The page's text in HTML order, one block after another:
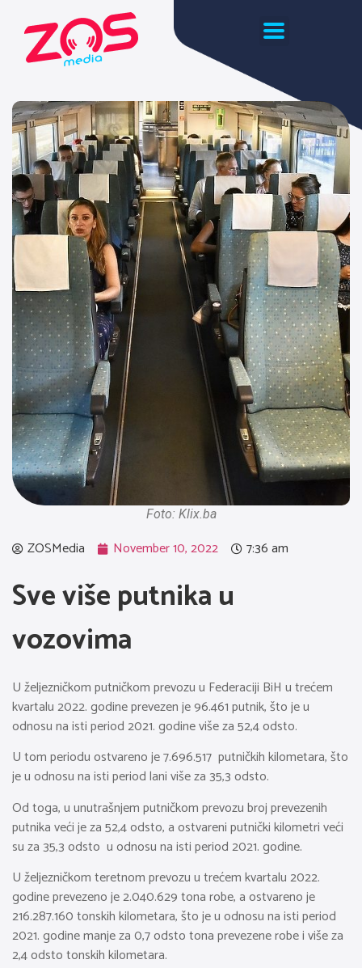
Foto: Klix.ba
ZOSMedia November 10, 2022 7:36 am
Sve više putnika u
vozovima
U željezničkom putničkom prevozu u Federaciji BiH u trećem
kvartalu 2022. godine prevezen je 96.461 putnik, što je u
odnosu na isti period 2021. godine više za 52,4 odsto.
U tom periodu ostvareno je 7.696.517 putničkih kilometara, što
je u odnosu na isti period lani više za 35,3 odsto.
Od toga, u unutrašnjem putničkom prevozu broj prevezenih
putnika veći je za 52,4 odsto, a ostvareni putnički kilometri veći
su za 35,3 odsto u odnosu na isti period 2021. godine.
U željezničkom teretnom prevozu u trećem kvartalu 2022.
godine prevezeno je 2.040.629 tona robe, a ostvareno je
216.287.160 tonskih kilometara, što je u odnosu na isti period
2021. godine manje za 0,7 odsto tona prevezene robe i više za
2,4 odsto tonskih kilometara.